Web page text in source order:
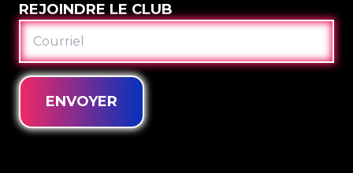
REJOINDRE LE CLUB
COURRIEL
ENVOYER